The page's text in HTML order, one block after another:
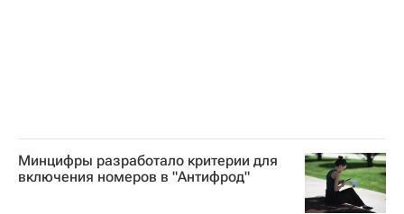
Минцифры разработало критерии для
включения номеров в "Антифрод"